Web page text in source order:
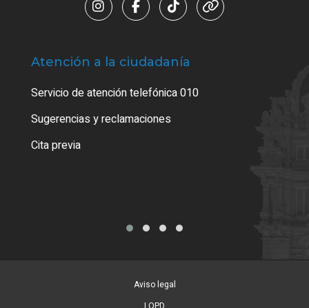
Atención a la ciudadanía
Servicio de atención telefónica 010
Sugerencias y reclamaciones
Cita previa
Aviso legal